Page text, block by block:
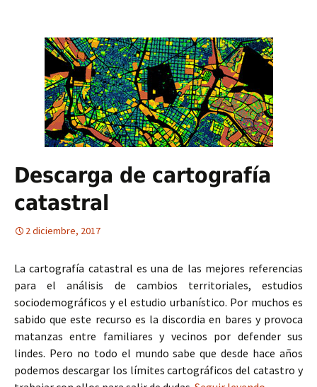
Descarga de cartografía
catastral
2 diciembre, 2017
La cartografía catastral es una de las mejores referencias
para el análisis de cambios territoriales, estudios
sociodemográficos y el estudio urbanístico. Por muchos es
sabido que este recurso es la discordia en bares y provoca
matanzas entre familiares y vecinos por defender sus
lindes. Pero no todo el mundo sabe que desde hace años
podemos descargar los límites cartográficos del catastro y